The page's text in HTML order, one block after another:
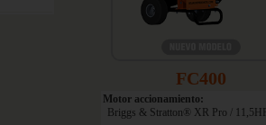
FC400
Motor accionamiento:
Briggs & Stratton® XR Pro /